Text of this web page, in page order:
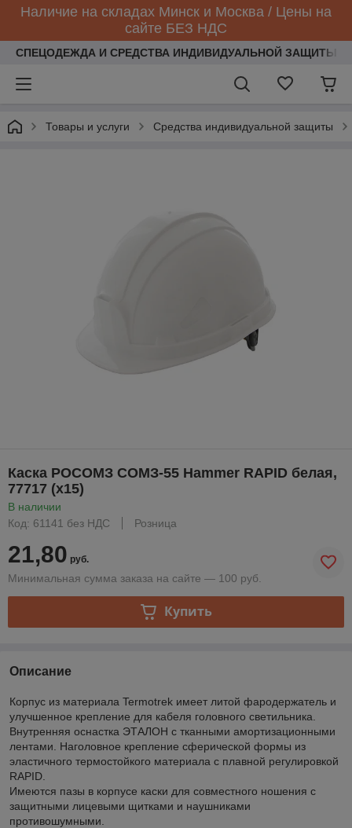
Наличие на складах Минск и Москва / Цены на
сайте БЕЗ НДС
СПЕЦОДЕЖДА И СРЕДСТВА ИНДИВИДУАЛЬНОЙ ЗАЩИТЫ
Товары и услуги Средства индивидуальной защиты
Каска РОСОМЗ СОМЗ-55 Hammer RAPID белая,
77717 (х15)
В наличии
Код: 61141 без НДС
Розница
21,80 руб.
Минимальная сумма заказа на сайте — 100 руб.
Купить
Описание
Корпус из материала Termotrek имеет литой фародержатель и
улучшенное крепление для кабеля головного светильника.
Внутренняя оснастка ЭТАЛОН с тканными амортизационными
лентами. Наголовное крепление сферической формы из
эластичного термостойкого материала с плавной регулировкой
RAPID.
Имеются пазы в корпусе каски для совместного ношения с
защитными лицевыми щитками и наушниками
противошумными.